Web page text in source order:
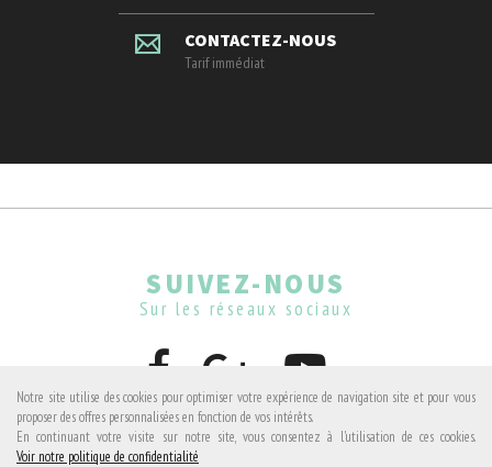
CONTACTEZ-NOUS
Tarif immédiat
SUIVEZ-NOUS
Sur les réseaux sociaux
Avis clients
Notre site utilise des cookies pour optimiser votre expérience de navigation site et pour vous
proposer des offres personnalisées en fonction de vos intérêts.
En continuant votre visite sur notre site, vous consentez à l'utilisation de ces cookies.
Voir notre politique de confidentialité